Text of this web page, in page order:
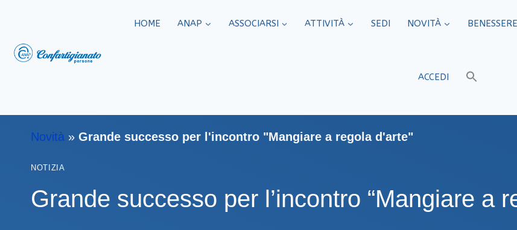
HOME ANAP ASSOCIARSI ATTIVITÀ SEDI​ NOVITÀ
ACCEDI
Novità » Grande successo per l'incontro "Mangiare a regola d'arte"
NOTIZIA
Grande successo per l’incontro “Mangiare a